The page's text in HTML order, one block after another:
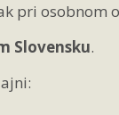
pri osobnom
Slovensku.